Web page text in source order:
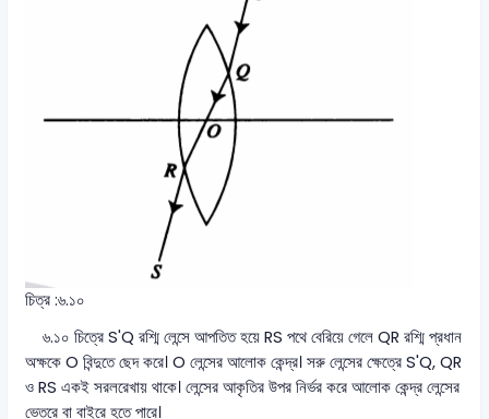
চিত্র :৬.১০
৬.১০ চিত্রে S'Q রশ্মি লেন্সে আপতিত হয়ে RS পথে বেরিয়ে গেলে QR রশ্মি প্রধান
অক্ষকে O বিন্দুতে ছেদ করে। O লেন্সের আলোক কেন্দ্র। সরু লেন্সের ক্ষেত্রে S'Q, QR
ও RS একই সরলরেখায় থাকে। লেন্সের আকৃতির উপর নির্ভর করে আলোক কেন্দ্র লেন্সের
ভেতরে বা বাইরে হতে পারে।